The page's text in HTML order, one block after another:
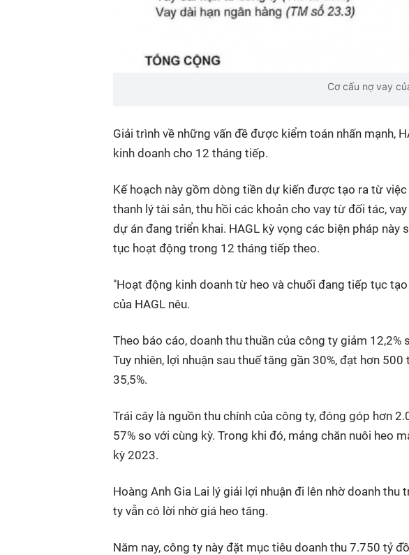
Cơ cấu nợ vay
Giải trình về những vấn đề được kiểm toán nhấn mạnh,
kinh doanh cho 12 tháng tiếp.
Kế hoạch này gồm dòng tiền dự kiến được tạo ra từ
thanh lý tài sản, thu hồi các khoản cho vay từ đối tác,
dự án đang triển khai. HAGL kỳ vọng các biện pháp
tục hoạt động trong 12 tháng tiếp theo.
"Hoạt động kinh doanh từ heo và chuối đang tiếp tục
của HAGL nêu.
Theo báo cáo, doanh thu thuần của công ty giảm
Tuy nhiên, lợi nhuận sau thuế tăng gần 30%, đạt hơn
35,5%.
Trái cây là nguồn thu chính của công ty, đóng góp hơn
57% so với cùng kỳ. Trong khi đó, mảng chăn nuôi heo
kỳ 2023.
Hoàng Anh Gia Lai lý giải lợi nhuận đi lên nhờ doanh
ty vẫn có lời nhờ giá heo tăng.
Năm nay, công ty này đặt mục tiêu doanh thu 7.750 tỷ